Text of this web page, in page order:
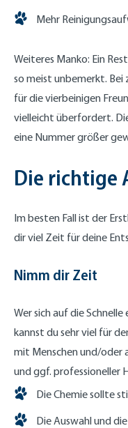
Mehr
Weiteres Manko: Ein
so meist unbemerkt. Bei
für die vierbeinigen
vielleicht überfordert.
eine Nummer größer
Die richtige
Im besten Fall ist der
dir viel Zeit für deine
Nimm dir Zeit
Wer sich auf die
kannst du sehr viel für
mit Menschen und/oder
und ggf. professioneller
Die Chemie sollte
Die Auswahl und